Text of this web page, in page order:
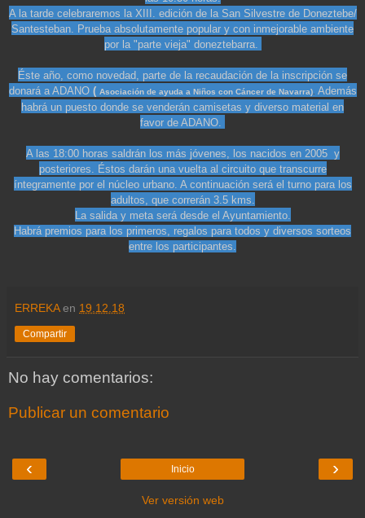
A la tarde celebraremos la XIII. edición de la San Silvestre de Doneztebe/
Santesteban. Prueba absolutamente popular y con inmejorable ambiente
por la "parte vieja" doneztebarra.
Éste año, como novedad, parte de la recaudación de la inscripción se
donará a ADANO ( Asociación de ayuda a Niños con Cáncer de Navarra). Además
habrá un puesto donde se venderán camisetas y diverso material en
favor de ADANO.
A las 18:00 horas saldrán los más jóvenes, los nacidos en 2005 y
posteriores. Éstos darán una vuelta al circuito que transcurre
íntegramente por el núcleo urbano. A continuación será el turno para los
adultos, que correrán 3.5 kms.
La salida y meta será desde el Ayuntamiento.
Habrá premios para los primeros, regalos para todos y diversos sorteos
entre los participantes
ERREKA en 19.12.18
Compartir
No hay comentarios:
Publicar un comentario
‹ ›
Inicio
Ver versión web